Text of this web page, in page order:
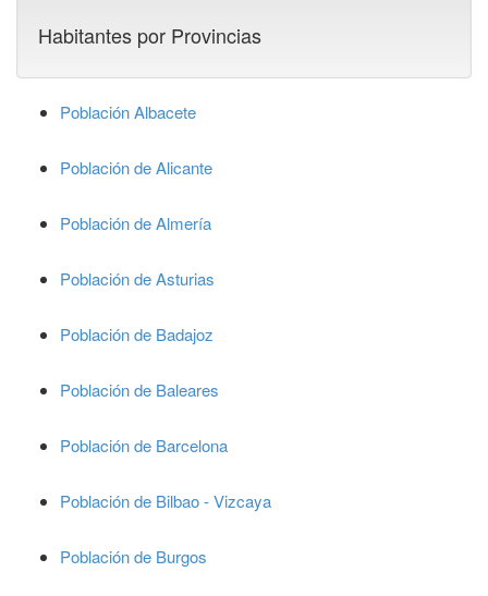
Habitantes por Provincias
Población Albacete
Población de Alicante
Población de Almería
Población de Asturias
Población de Badajoz
Población de Baleares
Población de Barcelona
Población de Bilbao - Vizcaya
Población de Burgos